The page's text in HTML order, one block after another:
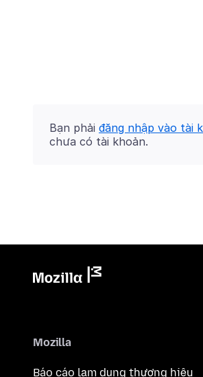
Bạn phải đăng nhập vào tài
chưa có tài khoản.
Mozilla
Báo cáo lạm dụng thương hiệu